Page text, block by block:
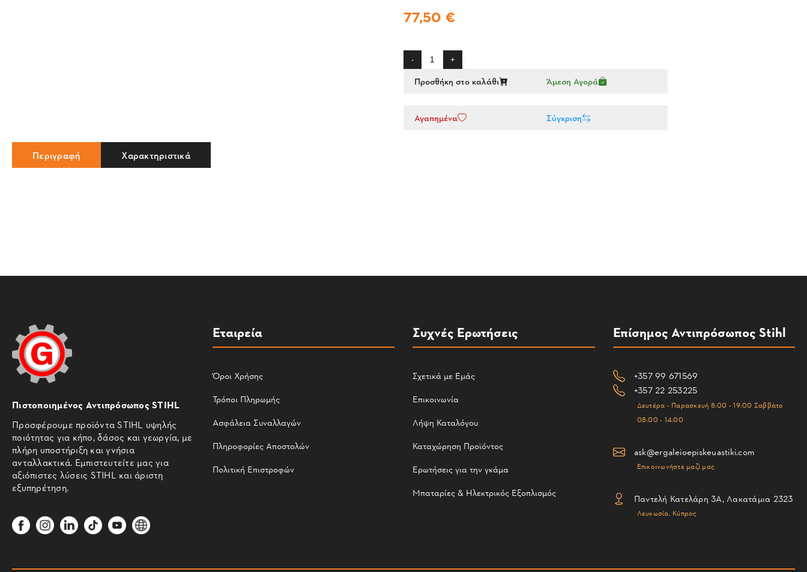
77,50 €
- +
Προσθήκη στο καλάθι Άμεση Αγορά
Αγαπημένα Σύγκριση
Περιγραφή Χαρακτηριστικά
Πιστοποιημένος Αντιπρόσωπος STIHL
Προσφέρουμε προϊόντα STIHL υψηλής
ποιότητας για κήπο, δάσος και γεωργία, με
πλήρη υποστήριξη και γνήσια
ανταλλακτικά. Εμπιστευτείτε μας για
αξιόπιστες λύσεις STIHL και άριστη
εξυπηρέτηση.
Εταιρεία
Όροι Χρήσης
Τρόποι Πληρωμής
Ασφάλεια Συναλλαγών
Πληροφορίες Αποστολών
Πολιτική Επιστροφών
Συχνές Ερωτήσεις
Σχετικά με Εμάς
Επικοινωνία
Λήψη Καταλόγου
Καταχώρηση Προϊόντος
Ερωτήσεις για την γκάμα
Μπαταρίες & Ηλεκτρικός Εξοπλισμός
Επίσημος Αντιπρόσωπος Stihl
+357 99 671569
+357 22 253225
Δευτέρα - Παρασκευή 8:00 - 19:00 Σαββάτο
08:00 - 14:00
ask@ergaleioepiskeuastiki.com
Επικοινωνήστε μαζί μας
Παντελή Κατελάρη 3Α, Λακατάμια 2323
Λευκωσία, Κύπρος